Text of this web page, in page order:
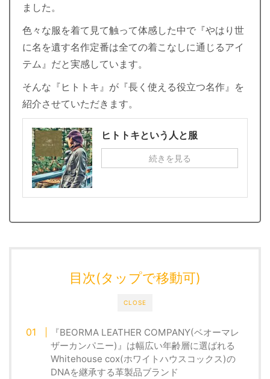
ました。
色々な服を着て見て触って体感した中で『やはり世
に名を遺す名作定番は全ての着こなしに通じるアイ
テム』だと実感しています。
そんな『ヒトトキ』が『長く使える役立つ名作』を
紹介させていただきます。
ヒトトキという人と服
続きを見る
CLOSE
目次(タップで移動可)
『BEORMA LEATHER COMPANY(ベオーマレ
ザーカンパニー)』は幅広い年齢層に選ばれる
Whitehouse cox(ホワイトハウスコックス)の
DNAを継承する革製品ブランド